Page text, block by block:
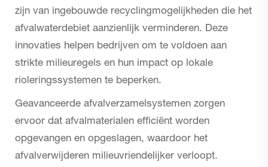
zijn van ingebouwde recyclingmogelijkheden die het
afvalwaterdebiet aanzienlijk verminderen. Deze
innovaties helpen bedrijven om te voldoen aan
strikte milieuregels en hun impact op lokale
rioleringssystemen te beperken.
Geavanceerde afvalverzamelsystemen zorgen
ervoor dat afvalmaterialen efficiënt worden
opgevangen en opgeslagen, waardoor het
afvalverwijderen milieuvriendelijker verloopt.